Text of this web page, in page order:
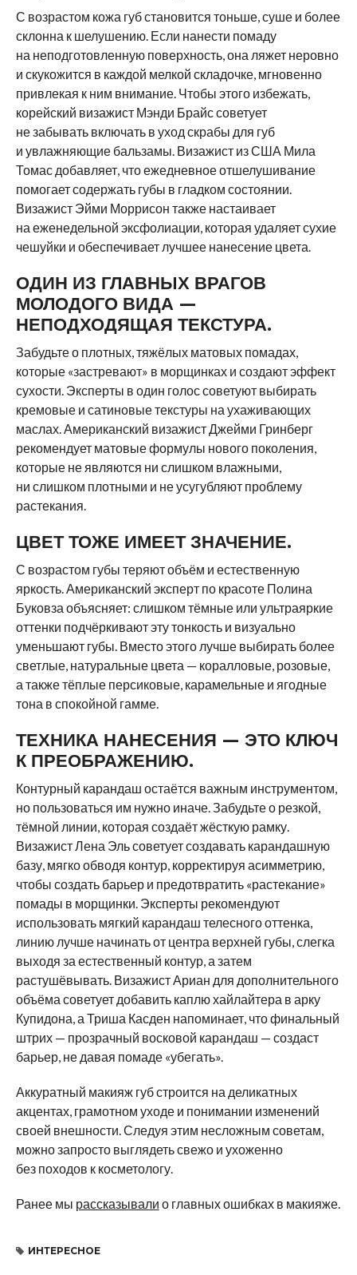
С возрастом кожа губ становится тоньше, суше и более
склонна к шелушению. Если нанести помаду
на неподготовленную поверхность, она ляжет неровно
и скукожится в каждой мелкой складочке, мгновенно
привлекая к ним внимание. Чтобы этого избежать,
корейский визажист Мэнди Брайс советует
не забывать включать в уход скрабы для губ
и увлажняющие бальзамы. Визажист из США Мила
Томас добавляет, что ежедневное отшелушивание
помогает содержать губы в гладком состоянии.
Визажист Эйми Моррисон также настаивает
на еженедельной эксфолиации, которая удаляет сухие
чешуйки и обеспечивает лучшее нанесение цвета.
ОДИН ИЗ ГЛАВНЫХ ВРАГОВ
МОЛОДОГО ВИДА —
НЕПОДХОДЯЩАЯ ТЕКСТУРА.
Забудьте о плотных, тяжёлых матовых помадах,
которые «застревают» в морщинках и создают эффект
сухости. Эксперты в один голос советуют выбирать
кремовые и сатиновые текстуры на ухаживающих
маслах. Американский визажист Джейми Гринберг
рекомендует матовые формулы нового поколения,
которые не являются ни слишком влажными,
ни слишком плотными и не усугубляют проблему
растекания.
ЦВЕТ ТОЖЕ ИМЕЕТ ЗНАЧЕНИЕ.
С возрастом губы теряют объём и естественную
яркость. Американский эксперт по красоте Полина
Буковза объясняет: слишком тёмные или ультраяркие
оттенки подчёркивают эту тонкость и визуально
уменьшают губы. Вместо этого лучше выбирать более
светлые, натуральные цвета — коралловые, розовые,
а также тёплые персиковые, карамельные и ягодные
тона в спокойной гамме.
ТЕХНИКА НАНЕСЕНИЯ — ЭТО КЛЮЧ
К ПРЕОБРАЖЕНИЮ.
Контурный карандаш остаётся важным инструментом,
но пользоваться им нужно иначе. Забудьте о резкой,
тёмной линии, которая создаёт жёсткую рамку.
Визажист Лена Эль советует создавать карандашную
базу, мягко обводя контур, корректируя асимметрию,
чтобы создать барьер и предотвратить «растекание»
помады в морщинки. Эксперты рекомендуют
использовать мягкий карандаш телесного оттенка,
линию лучше начинать от центра верхней губы, слегка
выходя за естественный контур, а затем
растушёвывать. Визажист Ариан для дополнительного
объёма советует добавить каплю хайлайтера в арку
Купидона, а Триша Касден напоминает, что финальный
штрих — прозрачный восковой карандаш — создаст
барьер, не давая помаде «убегать».
Аккуратный макияж губ строится на деликатных
акцентах, грамотном уходе и понимании изменений
своей внешности. Следуя этим несложным советам,
можно запросто выглядеть свежо и ухоженно
без походов к косметологу.
Ранее мы рассказывали о главных ошибках в макияже.
ИНТЕРЕСНОЕ